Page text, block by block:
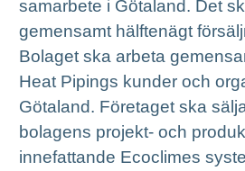
samarbete i Götaland. Det
gemensamt hälftenägt
Bolaget ska arbeta
Heat Pipings kunder och
Götaland. Företaget ska
bolagens projekt- och
innefattande Ecoclimes